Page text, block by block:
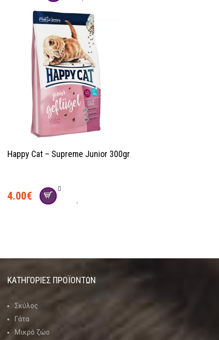
Happy Cat – Supreme Junior 300gr
4.00€
ΚΑΤΗΓΟΡΊΕΣ ΠΡΟΪΌΝΤΩΝ
Σκύλος
Γάτα
Μικρό ζώο